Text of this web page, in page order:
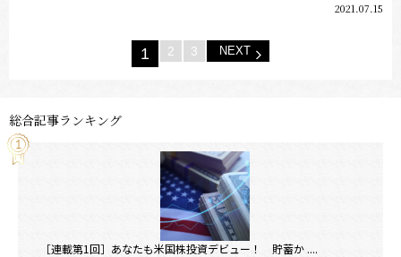
2021.07.15
1 2 3 NEXT
総合記事ランキング
［連載第1回］あなたも米国株投資デビュー！ 貯蓄か ....